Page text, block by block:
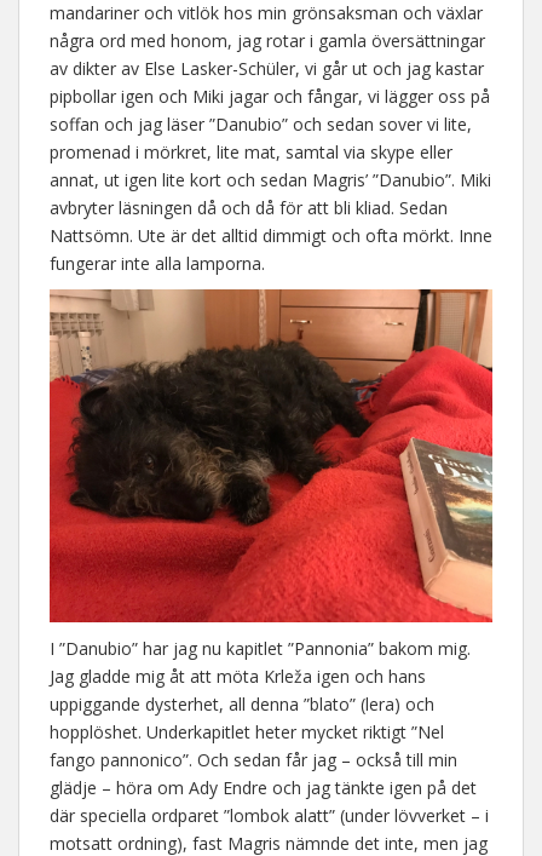
mandariner och vitlök hos min grönsaksman och växlar
några ord med honom, jag rotar i gamla översättningar
av dikter av Else Lasker-Schüler, vi går ut och jag kastar
pipbollar igen och Miki jagar och fångar, vi lägger oss på
soffan och jag läser ”Danubio” och sedan sover vi lite,
promenad i mörkret, lite mat, samtal via skype eller
annat, ut igen lite kort och sedan Magris’ ”Danubio”. Miki
avbryter läsningen då och då för att bli kliad. Sedan
Nattsömn. Ute är det alltid dimmigt och ofta mörkt. Inne
fungerar inte alla lamporna.
I ”Danubio” har jag nu kapitlet ”Pannonia” bakom mig.
Jag gladde mig åt att möta Krleža igen och hans
uppiggande dysterhet, all denna ”blato” (lera) och
hopplöshet. Underkapitlet heter mycket riktigt ”Nel
fango pannonico”. Och sedan får jag – också till min
glädje – höra om Ady Endre och jag tänkte igen på det
där speciella ordparet ”lombok alatt” (under lövverket – i
motsatt ordning), fast Magris nämnde det inte, men jag